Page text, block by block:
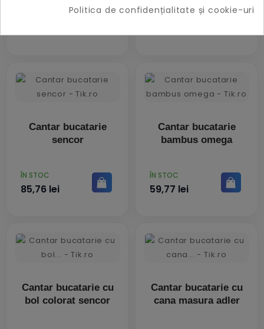
PRET
ÎN STOC
Cantar bucatarie
sencor
PRET
ÎN STOC
85,76 lei
Cantar bucatarie
bambus omega
PRET
ÎN STOC
59,77 lei
Cantar bucatarie cu
bol colorat sencor
Cantar bucatarie cu
cana masura adler
Politica de confidențialitate și cookie-uri